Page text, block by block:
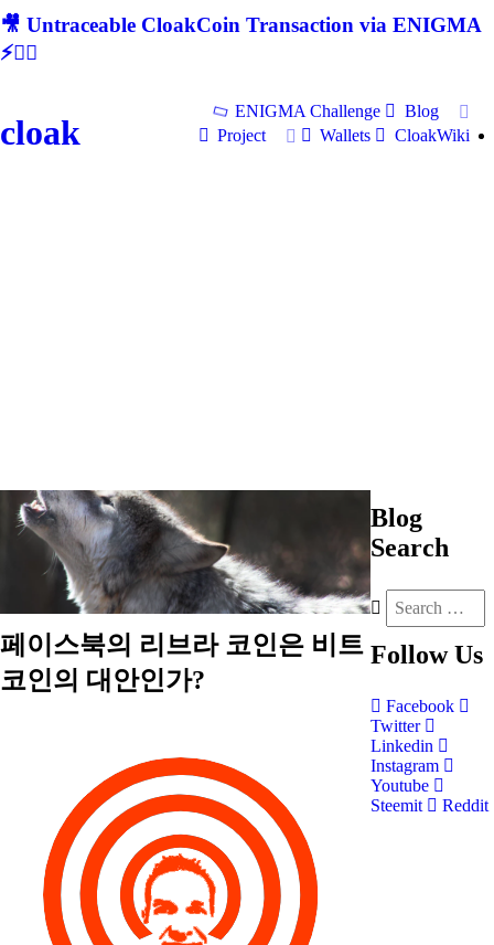
🎥 Untraceable CloakCoin Transaction via ENIGMA
⚡🕵‍♂
cloak
ENIGMA Challenge
Blog
Project
Wallets CloakWiki
페이스북의 리브라 코인은 비트
코인의 대안인가?
Blog
Search
Follow Us
Facebook
Twitter
Linkedin
Instagram
Youtube
Steemit
Reddit